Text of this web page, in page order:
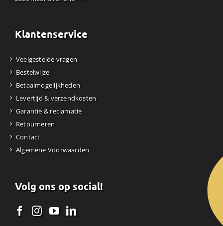
Klantenservice
Veelgestelde vragen
Bestelwijze
Betaalmogelijkheden
Levertijd & verzendkosten
Garantie & reclamatie
Retourneren
Contact
Algemene Voorwaarden
Volg ons op social!